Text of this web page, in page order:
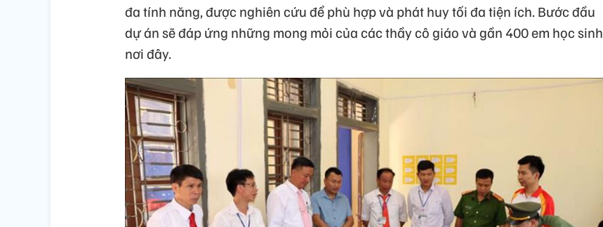
đa tính năng, được nghiên cứu để phù hợp và phát huy tối đa tiện ích. Bước đầu
dự án sẽ đáp ứng những mong mỏi của các thầy cô giáo và gần 400 em học sinh
nơi đây.